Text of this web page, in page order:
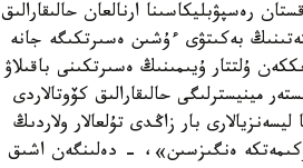
رەسپۋبليكاسىنا ارنالعان حالىقارالىق
بەكىتۋى ءۇشىن ەسىرتكىگە جانە
بىرىككەن ۇلتتار ۇيىمىنىڭ ەسىرتكىنى باقىلاۋ
مينيسترلىگى حالىقارالىق كۆوتالاردى
بار زاڭدى تۇلعالار ولاردىڭ
ۇكىمەتكە ەنگىزسىن»، - دەلىنگەن اشىق